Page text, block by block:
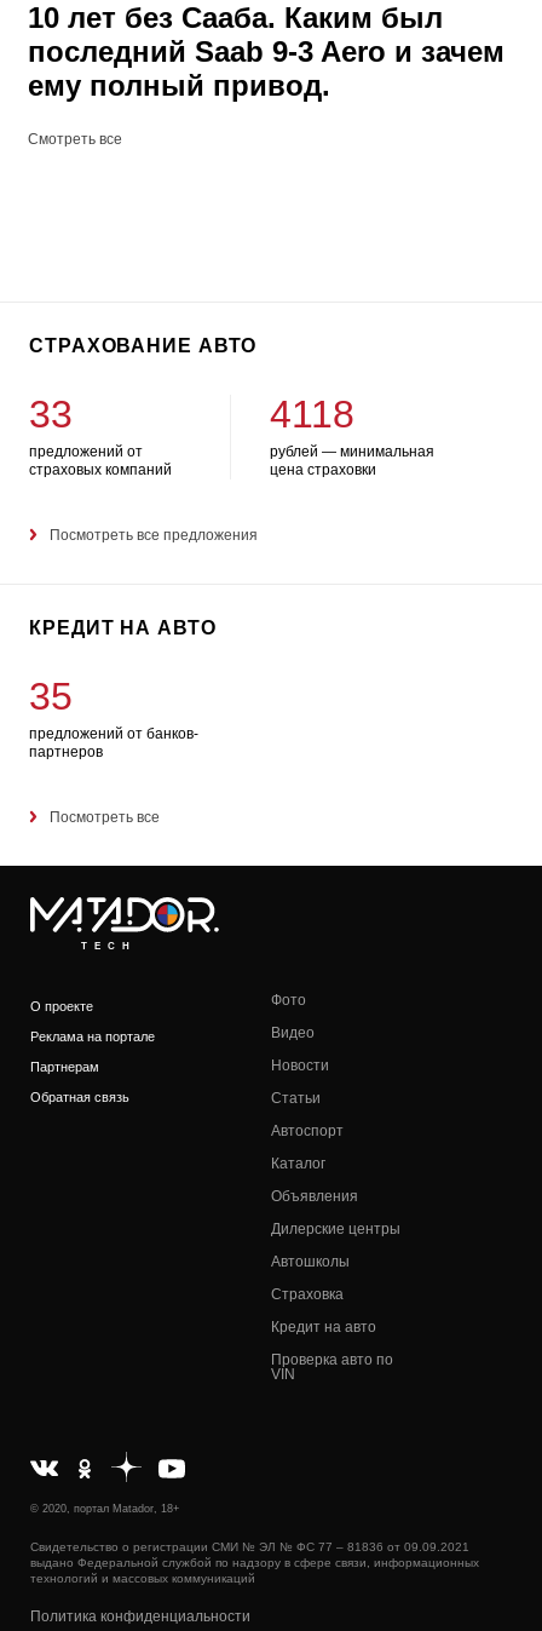
10 лет без Сааба. Каким был
последний Saab 9-3 Aero и зачем
ему полный привод.
Смотреть все
СТРАХОВАНИЕ АВТО
33
предложений от
страховых компаний
4118
рублей — минимальная
цена страховки
Посмотреть все предложения
КРЕДИТ НА АВТО
35
предложений от банков-
партнеров
Посмотреть все
TECH
О проекте
Реклама на портале
Партнерам
Обратная связь
Фото
Видео
Новости
Статьи
Автоспорт
Каталог
Объявления
Дилерские центры
Автошколы
Страховка
Кредит на авто
Проверка авто по
VIN
© 2020, портал Matador, 18+
Свидетельство о регистрации СМИ № ЭЛ № ФС 77 – 81836 от 09.09.2021
выдано Федеральной службой по надзору в сфере связи, информационных
технологий и массовых коммуникаций
Политика конфиденциальности